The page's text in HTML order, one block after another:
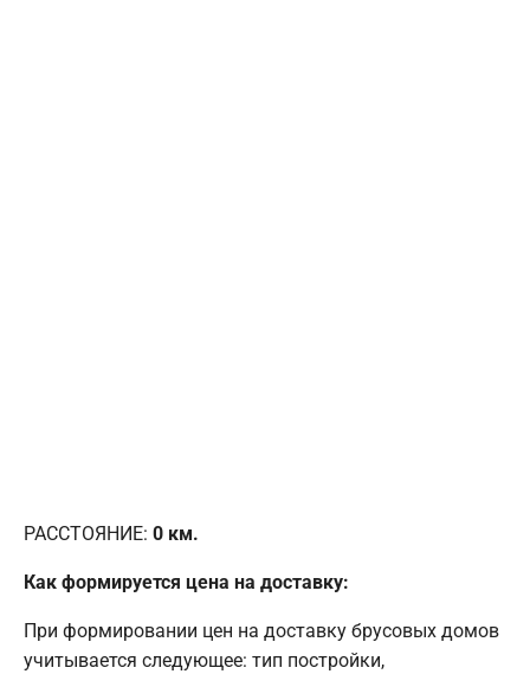
РАССТОЯНИЕ: 0 км.
Как формируется цена на доставку:
При формировании цен на доставку брусовых домов
учитывается следующее: тип постройки,